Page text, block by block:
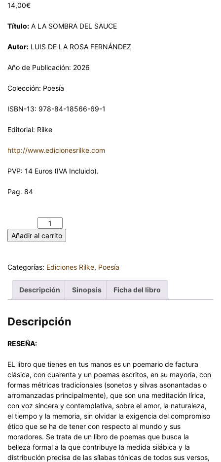
14,00€
Título: A LA SOMBRA DEL SAUCE
Autor: LUIS DE LA ROSA FERNÁNDEZ
Año de Publicación: 2026
Colección: Poesía
ISBN-13: 978-84-18566-69-1
Editorial: Rilke
http://www.edicionesrilke.com
PVP: 14 Euros (IVA Incluido).
Pag. 84
Añadir al carrito
Categorías: Ediciones Rilke, Poesía
Descripción Sinopsis Ficha del libro
Descripción
RESEÑA:
EL libro que tienes en tus manos es un poemario de factura
clásica, con cuarenta y un poemas escritos, en su mayoría, con
formas métricas tradicionales (sonetos y silvas asonantadas o
arromanzadas principalmente), que son una meditación lírica,
con voz sincera y contemplativa, sobre el amor, la naturaleza,
el tiempo y la memoria, sin olvidar la exigencia del compromiso
ético que se ha de tener con respecto al mundo y sus
moradores. Se trata de un libro de poemas que busca la
belleza formal a la que contribuye la medida silábica y la
distribución precisa de las sílabas tónicas de todos sus versos,